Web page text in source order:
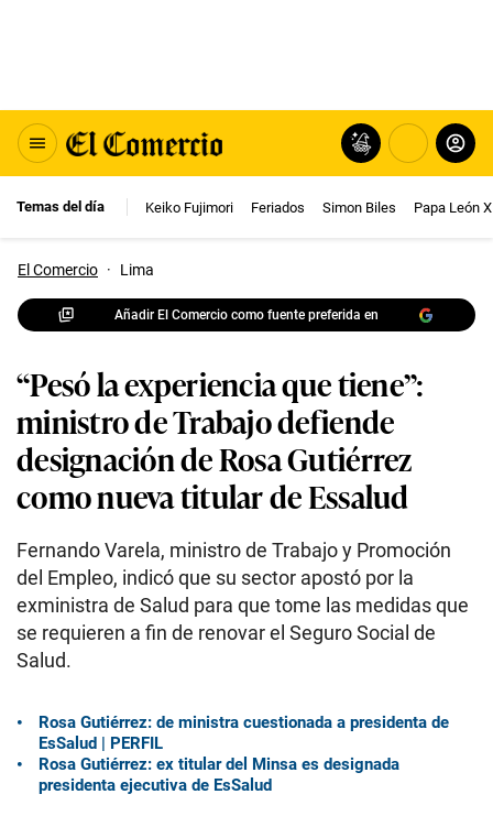
Temas del día Keiko Fujimori Feriados Simon Biles Papa León
El Comercio · Lima
Añadir El Comercio como fuente preferida en
“Pesó la experiencia que tiene”:
ministro de Trabajo defiende
designación de Rosa Gutiérrez
como nueva titular de Essalud
Fernando Varela, ministro de Trabajo y Promoción
del Empleo, indicó que su sector apostó por la
exministra de Salud para que tome las medidas que
se requieren a fin de renovar el Seguro Social de
Salud.
Rosa Gutiérrez: de ministra cuestionada a presidenta de
EsSalud | PERFIL
Rosa Gutiérrez: ex titular del Minsa es designada
presidenta ejecutiva de EsSalud